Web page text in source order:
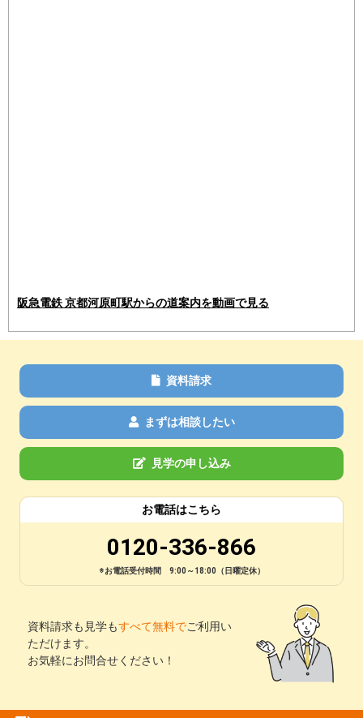
阪急電鉄 京都河原町駅からの道案内を動画で見る
資料請求
まずは相談したい
見学の申し込み
お電話はこちら
0120-336-866
※お電話受付時間 9:00～18:00（日曜定休）
資料請求も見学もすべて無料でご利用い
ただけます。
お気軽にお問合せください！